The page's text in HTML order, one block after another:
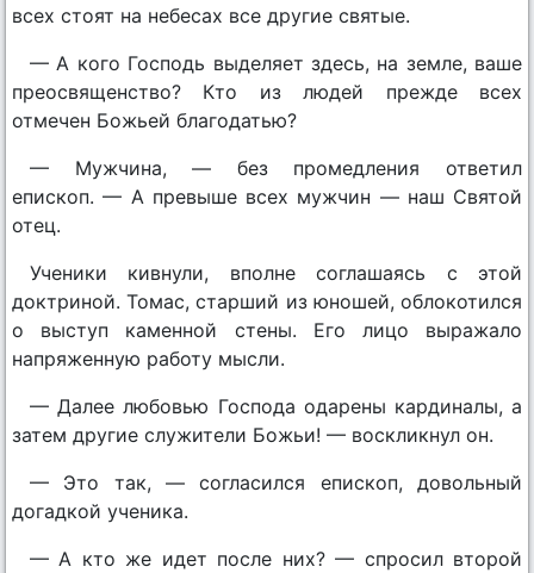
всех стоят на небесах все другие святые.
— А кого Господь выделяет здесь, на земле, ваше
преосвященство? Кто из людей прежде всех
отмечен Божьей благодатью?
— Мужчина, — без промедления ответил
епископ. — А превыше всех мужчин — наш Святой
отец.
Ученики кивнули, вполне соглашаясь с этой
доктриной. Томас, старший из юношей, облокотился
о выступ каменной стены. Его лицо выражало
напряженную работу мысли.
— Далее любовью Господа одарены кардиналы, а
затем другие служители Божьи! — воскликнул он.
— Это так, — согласился епископ, довольный
догадкой ученика.
— А кто же идет после них? — спросил второй